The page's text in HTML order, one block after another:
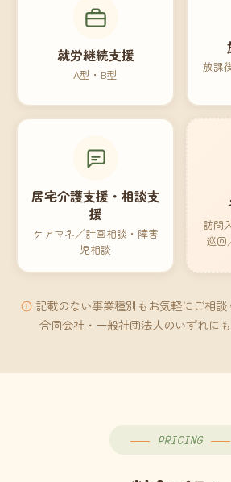
就労継続支援
A型・B型
放課
居宅介護支援・相談支
援
ケアマネ／計画相談・障害
児相談
訪問
巡回
記載のない事業種別もお気軽にご相談
合同会社・一般社団法人のいずれにも
PRICING